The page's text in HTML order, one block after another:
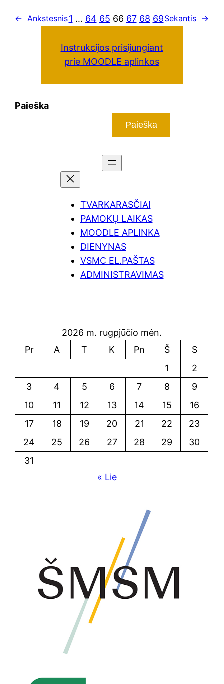
← Ankstesnis1 … 64 65 66 67 68 69Sekantis →
Instrukcijos prisijungiant
prie MOODLE aplinkos
Paieška
Paieška
TVARKARASČIAI
PAMOKŲ LAIKAS
MOODLE APLINKA
DIENYNAS
VSMC EL.PAŠTAS
ADMINISTRAVIMAS
2026 m. rugpjūčio mėn.
Pr
A T K Pn Š
S
1
2
3
4 5 6 7 8
9
10
11 12 13 14 15
16
17
18 19 20 21 22
23
24
25 26 27 28 29
30
31
« Lie